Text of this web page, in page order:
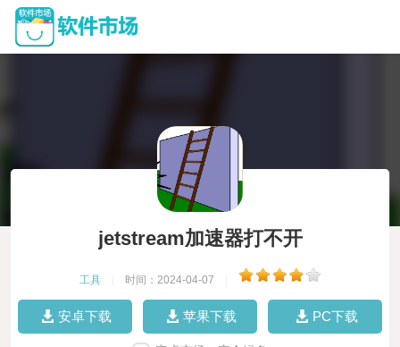
jetstream加速器打不开
工具 时间：2024-04-07
安卓下载 苹果下载 PC下载